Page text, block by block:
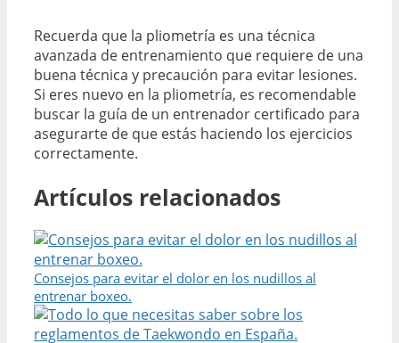
Recuerda que la pliometría es una técnica
avanzada de entrenamiento que requiere de una
buena técnica y precaución para evitar lesiones.
Si eres nuevo en la pliometría, es recomendable
buscar la guía de un entrenador certificado para
asegurarte de que estás haciendo los ejercicios
correctamente.
Artículos relacionados
Consejos para evitar el dolor en los nudillos al
entrenar boxeo.